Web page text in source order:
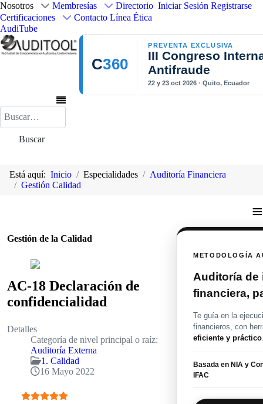
Nosotros Membresías
Directorio
Certificaciones
Contacto Línea Ética
AudiTube
Iniciar Sesión Registrarse
C360
PREVENTA EXCLUSIVA
III Congreso
Antifraude
22 y 23 oct 2026 · Quito, Ecuador
Buscar
Buscar
Está aquí: Inicio Especialidades
Auditoría Financiera
Gestión Calidad
≡
Gestión de la Calidad
AC-18 Declaración de
confidencialidad
Detalles
Categoría de nivel principal o raíz:
Auditoría Externa
1. Calidad
16 Mayo 2022
METODOLOGÍA
Auditoría de
financiera,
Te guía en la
financieros, con
eficiente y práctico
Basada en NIA y
IFAC